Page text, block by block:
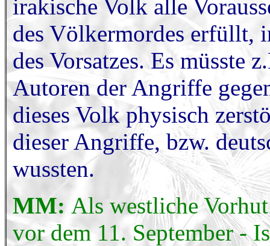
irakische Volk alle
des Völkermordes erfüllt,
des Vorsatzes. Es müsste
Autoren der Angriffe
dieses Volk physisch
dieser Angriffe, bzw.
wussten.
MM: Als westliche
vor dem 11. September -